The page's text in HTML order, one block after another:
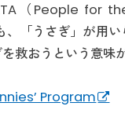
（People for
「うさぎ」が用い
救おうという意味
Program